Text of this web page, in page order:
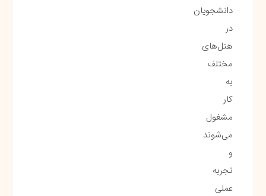
دانشجویان
در
هتل‌های
مختلف
به
کار
مشغول
می‌شوند
و
تجربه
عملی